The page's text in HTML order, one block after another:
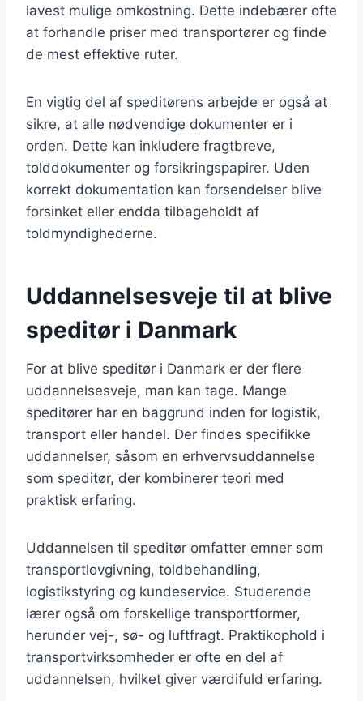
lavest mulige omkostning. Dette indebærer ofte
at forhandle priser med transportører og finde
de mest effektive ruter.
En vigtig del af speditørens arbejde er også at
sikre, at alle nødvendige dokumenter er i
orden. Dette kan inkludere fragtbreve,
tolddokumenter og forsikringspapirer. Uden
korrekt dokumentation kan forsendelser blive
forsinket eller endda tilbageholdt af
toldmyndighederne.
Uddannelsesveje til at blive
speditør i Danmark
For at blive speditør i Danmark er der flere
uddannelsesveje, man kan tage. Mange
speditører har en baggrund inden for logistik,
transport eller handel. Der findes specifikke
uddannelser, såsom en erhvervsuddannelse
som speditør, der kombinerer teori med
praktisk erfaring.
Uddannelsen til speditør omfatter emner som
transportlovgivning, toldbehandling,
logistikstyring og kundeservice. Studerende
lærer også om forskellige transportformer,
herunder vej-, sø- og luftfragt. Praktikophold i
transportvirksomheder er ofte en del af
uddannelsen, hvilket giver værdifuld erfaring.